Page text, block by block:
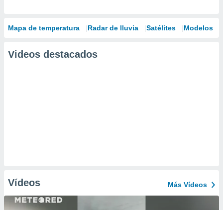
Mapa de temperatura Radar de lluvia Satélites Modelos
Videos destacados
Vídeos Más Vídeos